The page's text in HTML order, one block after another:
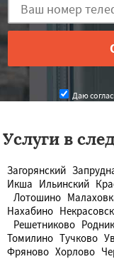
Даю
Услуги в
Загорянский
Икша Ильинский
Лотошино
Нахабино
Решетниково
Томилино Тучково
Фряново Хорлово